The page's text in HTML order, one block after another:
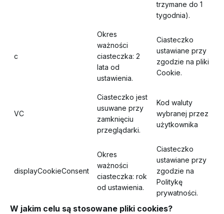
trzymane do 1
tygodnia).
c
Okres
ważności
ciasteczka: 2
lata od
ustawienia.
Ciasteczko
ustawiane przy
zgodzie na pliki
Cookie.
VC
Ciasteczko jest
usuwane przy
zamknięciu
przeglądarki.
Kod waluty
wybranej przez
użytkownika
displayCookieConsent
Okres
ważności
ciasteczka: rok
od ustawienia.
Ciasteczko
ustawiane przy
zgodzie na
Politykę
prywatności.
W jakim celu są stosowane pliki cookies?